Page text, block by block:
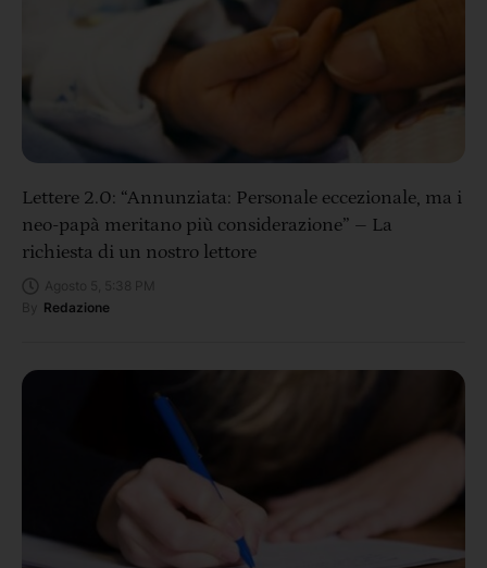
Lettere 2.0: “Annunziata: Personale eccezionale, ma i
neo-papà meritano più considerazione” – La
richiesta di un nostro lettore
Redazione